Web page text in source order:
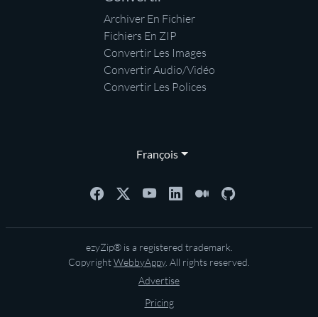
Archiver En Fichier
Fichiers En ZIP
Convertir Les Images
Convertir Audio/Vidéo
Convertir Les Polices
François
ezyZip® is a registered trademark.
CopyrightWebbyAppy. All rights reserved.
Advertise
Pricing